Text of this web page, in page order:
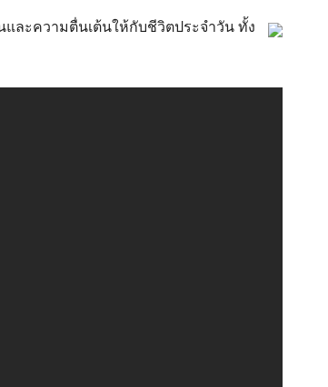
ละความตื่นเต้นให้กับชีวิตประจำวัน ทั้ง